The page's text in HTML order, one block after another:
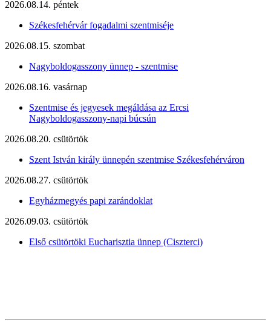
2026.08.14. péntek
Székesfehérvár fogadalmi szentmiséje
2026.08.15. szombat
Nagyboldogasszony ünnep - szentmise
2026.08.16. vasárnap
Szentmise és jegyesek megáldása az Ercsi
Nagyboldogasszony-napi búcsún
2026.08.20. csütörtök
Szent István király ünnepén szentmise Székesfehérváron
2026.08.27. csütörtök
Egyházmegyés papi zarándoklat
2026.09.03. csütörtök
Első csütörtöki Eucharisztia ünnep (Ciszterci)